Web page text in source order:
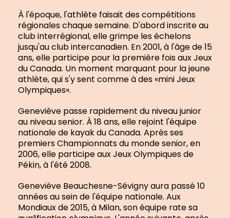
À l'époque, l'athlète faisait des compétitions
régionales chaque semaine. D'abord inscrite au
club interrégional, elle grimpe les échelons
jusqu'au club intercanadien. En 2001, à l'âge de 15
ans, elle participe pour la première fois aux Jeux
du Canada. Un moment marquant pour la jeune
athlète, qui s'y sent comme à des «mini Jeux
Olympiques».
Geneviève passe rapidement du niveau junior
au niveau senior. À 18 ans, elle rejoint l'équipe
nationale de kayak du Canada. Après ses
premiers Championnats du monde senior, en
2006, elle participe aux Jeux Olympiques de
Pékin, à l'été 2008.
Geneviève Beauchesne-Sévigny aura passé 10
années au sein de l'équipe nationale. Aux
Mondiaux de 2015, à Milan, son équipe rate sa